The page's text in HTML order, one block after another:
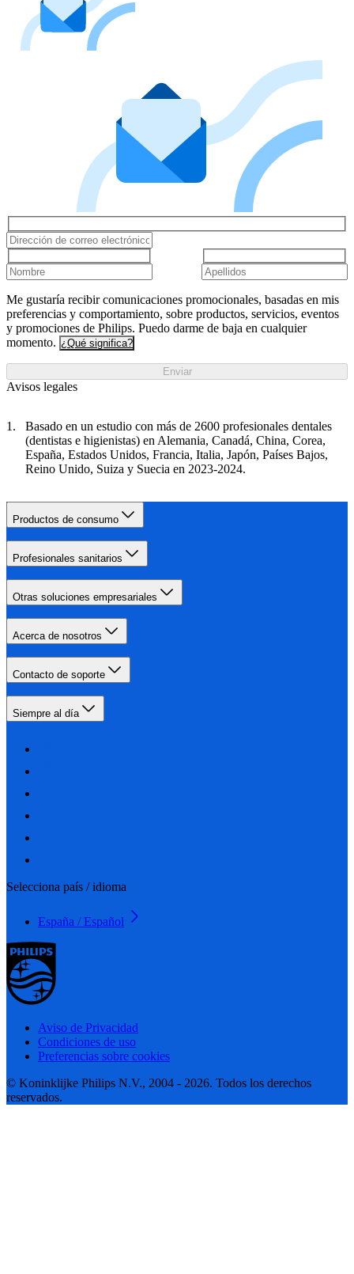
Me gustaría recibir comunicaciones promocionales, basadas en mis
preferencias y comportamiento, sobre productos, servicios, eventos
y promociones de Philips. Puedo darme de baja en cualquier
momento. ¿Qué significa?
Enviar
Avisos legales
Basado en un estudio con más de 2600 profesionales dentales
(dentistas e higienistas) en Alemania, Canadá, China, Corea,
España, Estados Unidos, Francia, Italia, Japón, Países Bajos,
Reino Unido, Suiza y Suecia en 2023-2024.
Productos de consumo
Profesionales sanitarios
Otras soluciones empresariales
Acerca de nosotros
Contacto de soporte
Siempre al día
Selecciona país / idioma
España / Español
Aviso de Privacidad
Condiciones de uso
Preferencias sobre cookies
© Koninklijke Philips N.V., 2004 - 2026. Todos los derechos
reservados.